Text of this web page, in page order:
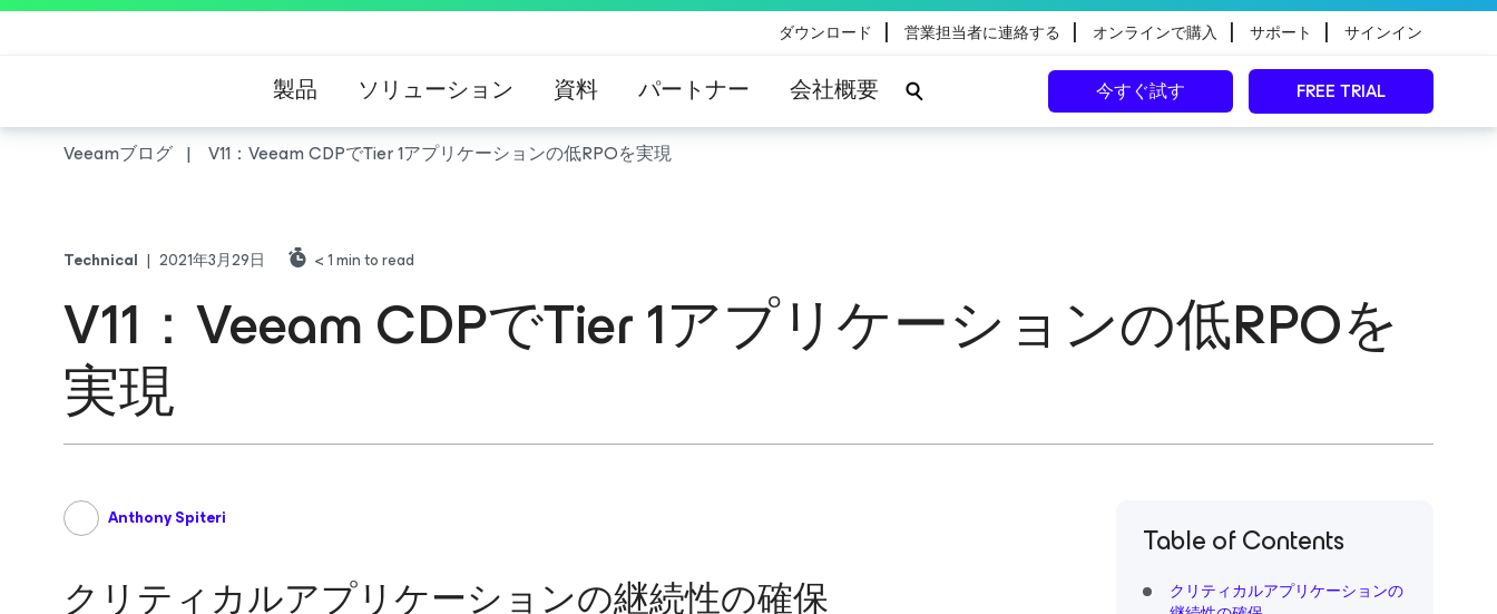
ダウンロード | 営業担当者に連絡する | オンラインで購入 | サポート | サインイン
製品 ソリューション 資料 パートナー 会社概要 今すぐ試す FREE TRIAL
Veeamブログ V11：Veeam CDPでTier 1アプリケーションの低RPOを実現
Technical | 2021年3月29日 < 1min to read
V11：Veeam CDPでTier 1アプリケーションの低RPOを
実現
Anthony Spiteri
クリティカルアプリケーションの継続性の確保
Table of Contents
クリティカルアプリケーションの